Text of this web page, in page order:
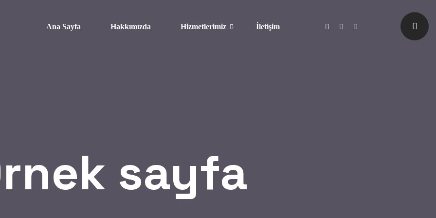
Ana Sayfa Hakkımızda Hizmetlerimiz İletişim
sayfa